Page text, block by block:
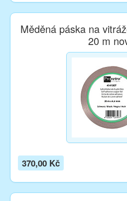
Měděná páska na
20 m
370,00 Kč